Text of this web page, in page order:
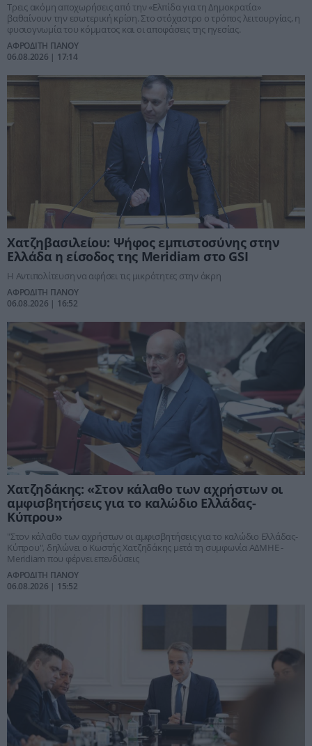
Τρεις ακόμη αποχωρήσεις από την «Ελπίδα για τη Δημοκρατία»
βαθαίνουν την εσωτερική κρίση. Στο στόχαστρο ο τρόπος λειτουργίας, η
φυσιογνωμία του κόμματος και οι αποφάσεις της ηγεσίας.
ΑΦΡΟΔΙΤΗ ΠΑΝΟΥ
06.08.2026 | 17:14
Χατζηβασιλείου: Ψήφος εμπιστοσύνης στην
Ελλάδα η είσοδος της Meridiam στο GSI
Η Αντιπολίτευση να αφήσει τις μικρότητες στην άκρη
ΑΦΡΟΔΙΤΗ ΠΑΝΟΥ
06.08.2026 | 16:52
Χατζηδάκης: «Στον κάλαθο των αχρήστων οι
αμφισβητήσεις για το καλώδιο Ελλάδας-
Κύπρου»
"Στον κάλαθο των αχρήστων οι αμφισβητήσεις για το καλώδιο Ελλάδας-
Κύπρου", δηλώνει ο Κωστής Χατζηδάκης μετά τη συμφωνία ΑΔΜΗΕ -
Meridiam που φέρνει επενδύσεις
ΑΦΡΟΔΙΤΗ ΠΑΝΟΥ
06.08.2026 | 15:52